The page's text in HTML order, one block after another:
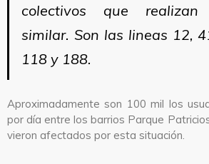
colectivos que
similar. Son las lineas 12,
118 y 188.
Aproximadamente son 100 mil los
por día entre los barrios Parque
vieron afectados por esta situación.